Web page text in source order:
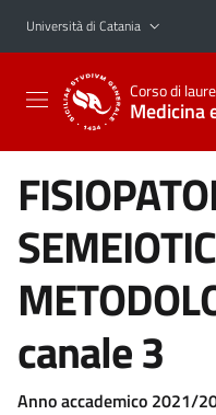
Vai al contenuto principale
Vai al menu di navigazione
Università di Catania
Corso di
Medicina
canale 3
Anno accademico 2021/